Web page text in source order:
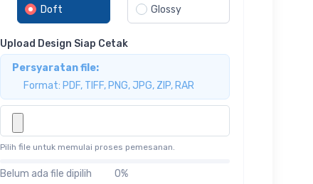
Doft Glossy
Upload Design Siap Cetak
Persyaratan file:
Format: PDF, TIFF, PNG, JPG, ZIP, RAR
Pilih file untuk memulai proses pemesanan.
0%
Belum ada file dipilih